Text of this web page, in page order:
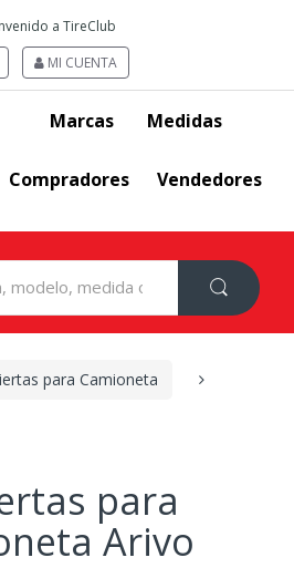
a TireClub
MI CUENTA
Marcas Medidas
Compradores Vendedores
para Camioneta
para
Arivo